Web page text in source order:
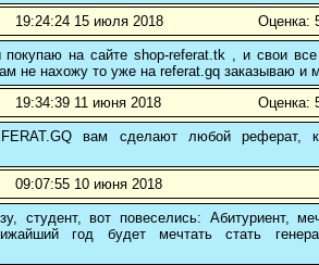
19:24:24 15 июля 2018 Оценка:
на сайте shop-referat.tk , и свои
не нахожу то уже на referat.gq заказываю и
19:34:39 11 июня 2018 Оценка:
вам сделают любой реферат,
09:07:55 10 июня 2018
студент, вот повеселись: Абитуриент,
год будет мечтать стать